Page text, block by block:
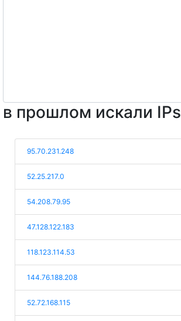
в прошлом искали IPs
95.70.231.248
52.25.217.0
54.208.79.95
47.128.122.183
118.123.114.53
144.76.188.208
52.72.168.115